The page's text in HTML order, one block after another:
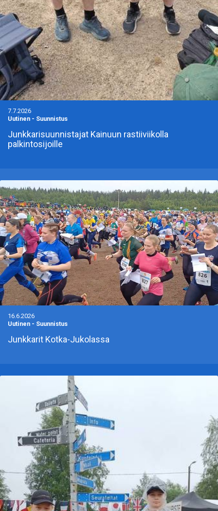
7.7.2026
Uutinen - Suunnistus
Junkkarisuunnistajat Kainuun rastiiviikolla
palkintosijoille
16.6.2026
Uutinen - Suunnistus
Junkkarit Kotka-Jukolassa